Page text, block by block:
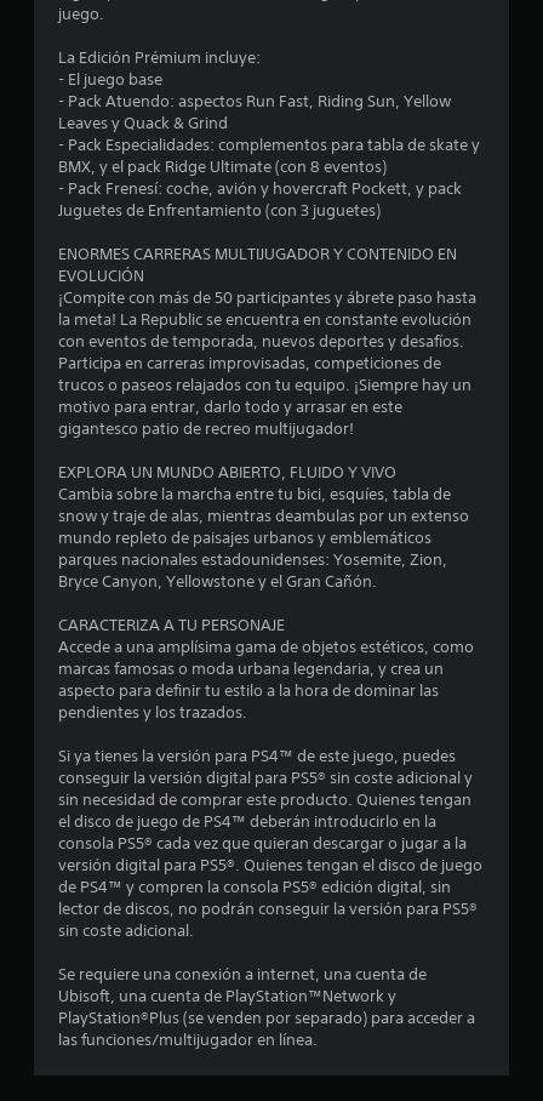
d
i
o
:
4
.
1
s
t
e
l
a
s
d
e
i
juego.
La Edición Prémium incluye:
- El juego base
- Pack Atuendo: aspectos Run Fast, Riding Sun, Yellow
Leaves y Quack & Grind
- Pack Especialidades: complementos para tabla de skate y
BMX, y el pack Ridge Ultimate (con 8 eventos)
- Pack Frenesí: coche, avión y hovercraft Pockett, y pack
Juguetes de Enfrentamiento (con 3 juguetes)
ENORMES CARRERAS MULTIJUGADOR Y CONTENIDO EN
EVOLUCIÓN
¡Compite con más de 50 participantes y ábrete paso hasta
la meta! La Republic se encuentra en constante evolución
con eventos de temporada, nuevos deportes y desafíos.
Participa en carreras improvisadas, competiciones de
trucos o paseos relajados con tu equipo. ¡Siempre hay un
motivo para entrar, darlo todo y arrasar en este
gigantesco patio de recreo multijugador!
EXPLORA UN MUNDO ABIERTO, FLUIDO Y VIVO
Cambia sobre la marcha entre tu bici, esquíes, tabla de
snow y traje de alas, mientras deambulas por un extenso
mundo repleto de paisajes urbanos y emblemáticos
parques nacionales estadounidenses: Yosemite, Zion,
Bryce Canyon, Yellowstone y el Gran Cañón.
CARACTERIZA A TU PERSONAJE
Accede a una amplísima gama de objetos estéticos, como
marcas famosas o moda urbana legendaria, y crea un
aspecto para definir tu estilo a la hora de dominar las
pendientes y los trazados.
Si ya tienes la versión para PS4™ de este juego, puedes
conseguir la versión digital para PS5® sin coste adicional y
sin necesidad de comprar este producto. Quienes tengan
el disco de juego de PS4™ deberán introducirlo en la
consola PS5® cada vez que quieran descargar o jugar a la
versión digital para PS5®. Quienes tengan el disco de juego
de PS4™ y compren la consola PS5® edición digital, sin
lector de discos, no podrán conseguir la versión para PS5®
sin coste adicional.
Se requiere una conexión a internet, una cuenta de
Ubisoft, una cuenta de PlayStation™Network y
PlayStation®Plus (se venden por separado) para acceder a
las funciones/multijugador en línea.